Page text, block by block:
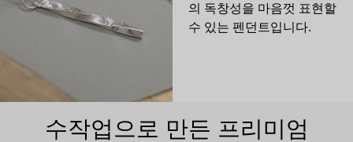
의 독창성을 마음껏 표현할
수 있는 펜던트입니다.
수작업으로 만든 프리미엄